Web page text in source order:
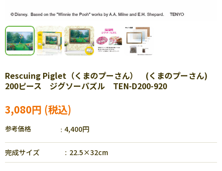
Rescuing Piglet（くまのプーさん） (くまのプーさん)
200ピース ジグソーパズル TEN-D200-920
3,080円
参考価格 4,400円
完成サイズ 22.5×32cm